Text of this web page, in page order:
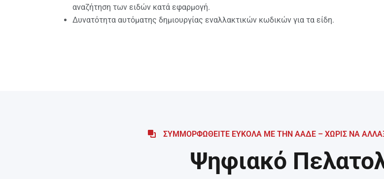
αναζήτηση των ειδών κατά εφαρμογή.
Δυνατότητα αυτόματης δημιουργίας εναλλακτικών κωδικών για τα είδη.
ΣΥΜΜΟΡΦΩΘΕΙΤΕ ΕΥΚΟΛΑ ΜΕ ΤΗΝ ΑΑΔΕ – ΧΩΡΙΣ ΝΑ
Ψηφιακό